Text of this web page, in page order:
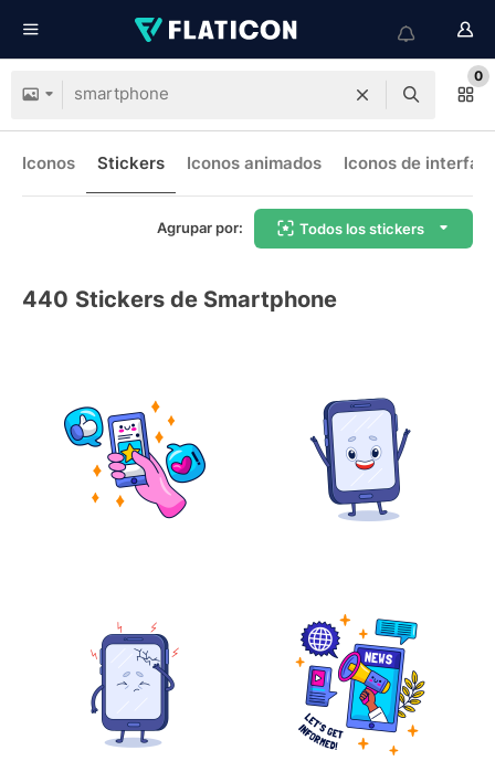
0
Iconos Stickers Iconos animados Iconos de interfaz
Agrupar por: Todos los stickers
440 Stickers de Smartphone